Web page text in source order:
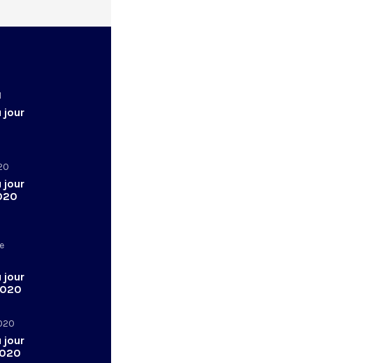
jour
jour
jour
jour